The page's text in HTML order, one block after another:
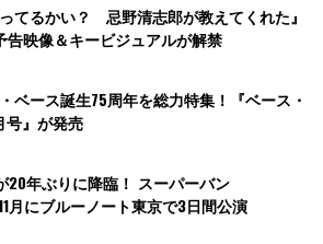
てるかい？ 忌野清志郎が教えてくれた』
告映像＆キービジュアルが解禁
ベース誕生75周年を総力特集！『ベース・
号』が発売
20年ぶりに降臨！ スーパーバン
月にブルーノート東京で3日間公演